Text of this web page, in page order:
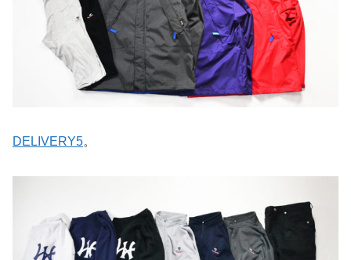
DELIVERY5。